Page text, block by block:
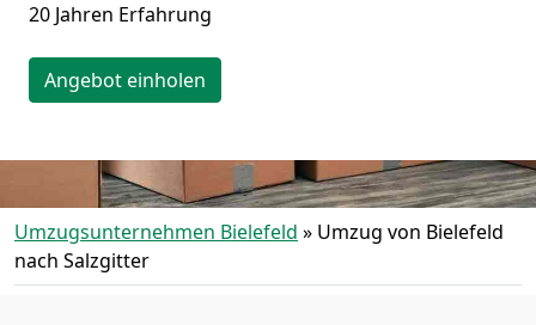
20 Jahren Erfahrung
Angebot einholen
Umzugsunternehmen Bielefeld » Umzug von Bielefeld
nach Salzgitter